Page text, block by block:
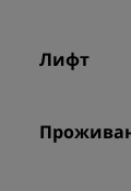
Лифт